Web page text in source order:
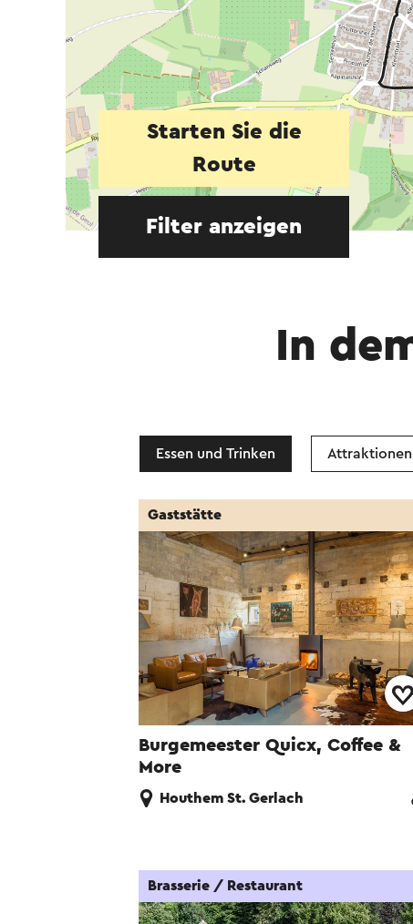
Starten Sie die
Route
Filter anzeigen
In
Essen und Trinken Attraktionen
Burgemeester Quicx, Coffee &
More
Gaststätte
Houthem St. Gerlach
Brasserie / Restaurant